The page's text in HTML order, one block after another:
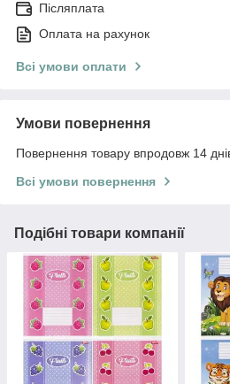
Післяплата
Оплата на рахунок
Всі умови оплати
Умови повернення
Повернення товару впродовж 14
Всі умови повернення
Подібні товари компанії